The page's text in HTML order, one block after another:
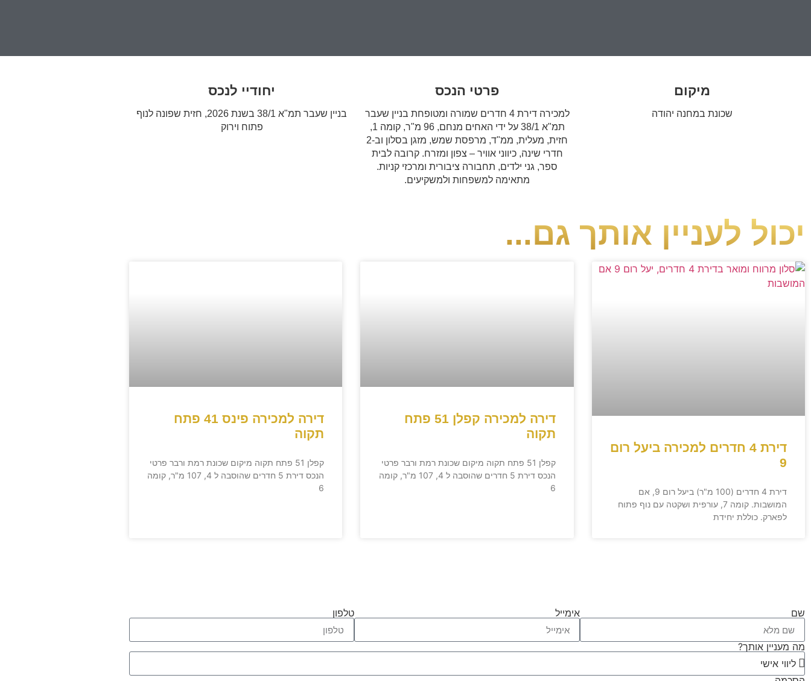
מיקום
שכונת במחנה יהודה
פרטי הנכס
למכירה דירת 4 חדרים שמורה ומטופחת בניין שעבר
תמ"א 38/1 על ידי האחים מנחם, 96 מ"ר, קומה 1,
חזית, מעלית, ממ"ד, מרפסת שמש, מזגן בסלון וב-2
חדרי שינה, כיווני אוויר – צפון ומזרח. קרובה לבית
ספר, גני ילדים, תחבורה ציבורית ומרכזי קניות.
מתאימה למשפחות ולמשקיעים.
יחודיי לנכס
בניין שעבר תמ"א 38/1 בשנת 2026, חזית שפונה לנוף
פתוח וירוק
יכול לעניין אותך גם...
דירת 4 חדרים למכירה ביעל רום
9
דירת 4 חדרים (100 מ"ר) ביעל רום 9, אם
המושבות. קומה 7, עורפית ושקטה עם נוף פתוח
לפארק. כוללת יחידת
דירה למכירה קפלן 51 פתח
תקוה
קפלן 51 פתח תקוה מיקום שכונת רמת ורבר פרטי
הנכס דירת 5 חדרים שהוסבה ל 4, 107 מ"ר, קומה
6
דירה למכירה פינס 41 פתח
תקוה
קפלן 51 פתח תקוה מיקום שכונת רמת ורבר פרטי
הנכס דירת 5 חדרים שהוסבה ל 4, 107 מ"ר, קומה
6
שם אימייל טלפון
מה מעניין אותך?